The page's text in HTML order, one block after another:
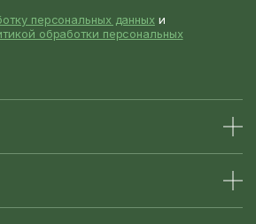
персональных данных и
обработки персональных